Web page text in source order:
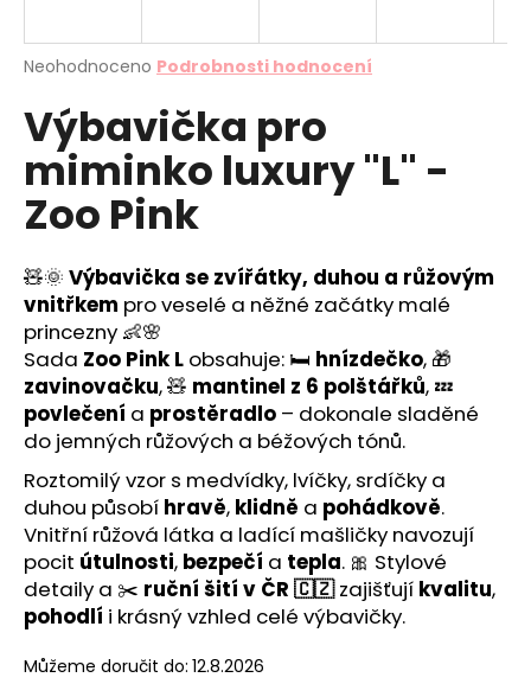
Průměrné
produktu
je
5
hvězdiček.
Neohodnoceno Podrobnosti hodnocení
Výbavička pro
miminko luxury "L" -
Zoo Pink
🧸🌞 Výbavička se zvířátky, duhou a růžovým
vnitřkem pro veselé a něžné začátky malé
princezny 👶🌸
Sada Zoo Pink L obsahuje: 🛏️ hnízdečko, 🎁
zavinovačku, 🧸 mantinel z 6 polštářků, 💤
povlečení a prostěradlo – dokonale sladěné
do jemných růžových a béžových tónů.
Roztomilý vzor s medvídky, lvíčky, srdíčky a
duhou působí hravě, klidně a pohádkově.
Vnitřní růžová látka a ladící mašličky navozují
pocit útulnosti, bezpečí a tepla. 🎀 Stylové
detaily a ✂️ ruční šití v ČR 🇨🇿zajišťují kvalitu,
pohodlí i krásný vzhled celé výbavičky.
Můžeme doručit do: 12.8.2026
j
t
?
HLEDAT
D
o
p
o
r
u
č
u
j
e
m
e